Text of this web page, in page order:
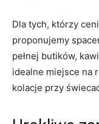
Dla tych, którzy
proponujemy
pełnej butików,
idealne miejsce na
kolacje przy